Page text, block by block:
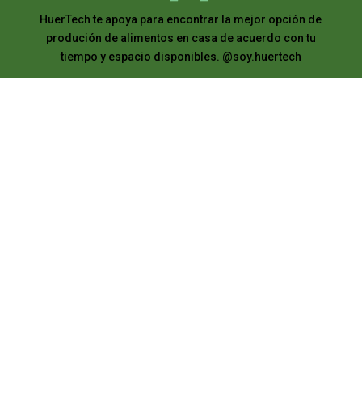
HuerTech te apoya para encontrar la mejor opción de
produción de alimentos en casa de acuerdo con tu
tiempo y espacio disponibles. @soy.huertech